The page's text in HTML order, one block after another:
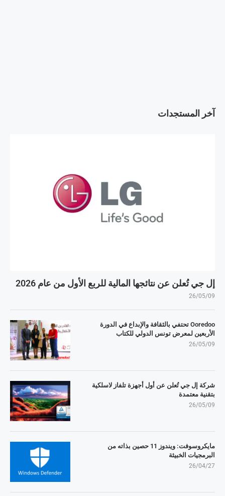
آخر المستجدات
إل جي تُعلن عن نتائجها المالية للربع الأول من عام 2026
26/05/09
Ooredoo تحتفي بالثقافة والإبداع في الدورة
الأربعين لمعرض تونس الدولي للكتاب
26/05/09
شركة إل جي تُعلن عن أول أجهزة تلفاز لاسلكية
بتقنية معتمدة
26/05/09
مايكروسوفت: ويندوز 11 حصين بذاته من
البرمجيات الخبيثة
26/04/27